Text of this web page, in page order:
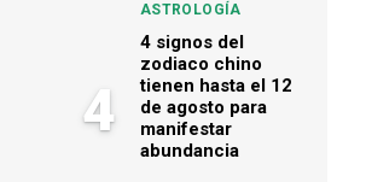
4
ASTROLOGÍA
4 signos del
zodiaco chino
tienen hasta el 12
de agosto para
manifestar
abundancia